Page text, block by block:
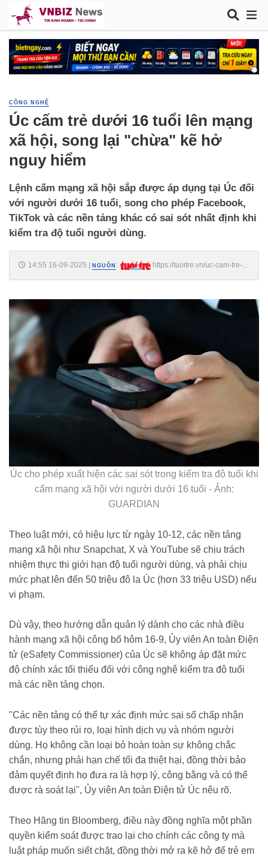
CÔNG NGHỆ
Úc cấm trẻ dưới 16 tuổi lên mạng
xã hội, song lại "chừa" kẽ hở
nguy hiểm
Lệnh cấm mạng xã hội sắp được áp dụng tại Úc đối
với người dưới 16 tuổi, song cho phép Facebook,
TikTok và các nền tảng khác có sai sót nhất định khi
kiểm tra độ tuổi người dùng.
14:55 16-09-2025 NGUỒN :
https://tuoitre.vn/uc-cam-tre-
Úc cho phép xuất hiện các sai sót trong kiểm tra độ tuổi khi
cấm mạng xã hội với người dưới 16 tuổi - Ảnh:
GUARDIAN
Theo luật mới, có hiệu lực từ ngày 10-12, các nền tảng
mạng xã hội như Snapchat, X và YouTube sẽ chịu trách
nhiệm thực thi giới hạn độ tuổi người dùng, và phải chịu
mức phạt lên đến 50 triệu đô la Úc (hơn 33 triệu USD) nếu
vi phạm.
Dù vậy, theo hướng dẫn quản lý dành cho các nhà điều
hành mạng xã hội công bố hôm 16-9, Ủy viên An toàn Điện
tử (eSafety Commissioner) của Úc sẽ không áp đặt mức
độ chính xác tối thiểu đối với công nghệ kiểm tra độ tuổi
mà các nền tảng chọn.
"Các nền tảng có thể tự xác định mức sai số chấp nhận
được tùy theo rủi ro, loại hình dịch vụ và nhóm người
dùng. Họ không cần loại bỏ hoàn toàn sự không chắc
chắn, nhưng phải hạn chế tối đa thiệt hại, đồng thời bảo
đảm quyết định họ đưa ra là hợp lý, công bằng và có thể
được rà soát lại", Ủy viên An toàn Điện tử Úc nêu rõ.
Theo Hãng tin Bloomberg, điều này đồng nghĩa một phần
quyền kiểm soát được trao lại cho chính các công ty mà
luật pháp muốn siết chặt, đồng thời mở ra kẽ hở để trẻ em